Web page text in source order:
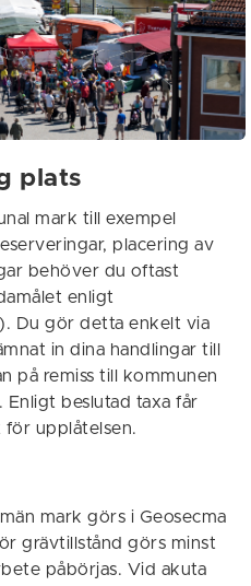
plats
mark till exempel
placering av
behöver du oftast
enligt
Du gör detta enkelt via
in dina handlingar till
på remiss till kommunen
beslutad taxa får
upplåtelsen.
mark görs i Geosecma
grävtillstånd görs minst
påbörjas. Vid akuta